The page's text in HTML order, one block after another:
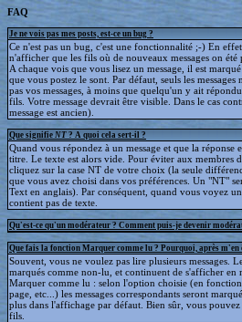
FAQ
Je ne vois pas mes posts, est-ce un bug ?
Ce n'est pas un bug, c'est une fonctionnalité ;-) En
n'afficher que les fils où de nouveaux messages on
A chaque vois que vous lisez un message, il est
que vous postez le sont. Par défaut, seuls les
pas vos messages, à moins que quelqu'un y ait
fils. Votre message devrait être visible. Dans le cas
message est ancien).
Que signifie NT ? A quoi cela sert-il ?
Quand vous répondez à un message et que la réponse
titre. Le texte est alors vide. Pour éviter aux membres
cliquez sur la case NT de votre choix (la seule
que vous avez choisi dans vos préférences. Un "NT"
Text en anglais). Par conséquent, quand vous voyez
contient pas de texte.
Qu'est-ce qu'un modérateur ? Comment puis-je devenir
Que fais la fonction Marquer comme lu ? Pourquoi, après m'en
Souvent, vous ne voulez pas lire plusieurs messages.
marqués comme non-lu, et continuent de s'afficher
Marquer comme lu : selon l'option choisie (en fonction
page, etc...) les messages correspondants seront
plus dans l'affichage par défaut. Bien sûr, vous
fils.